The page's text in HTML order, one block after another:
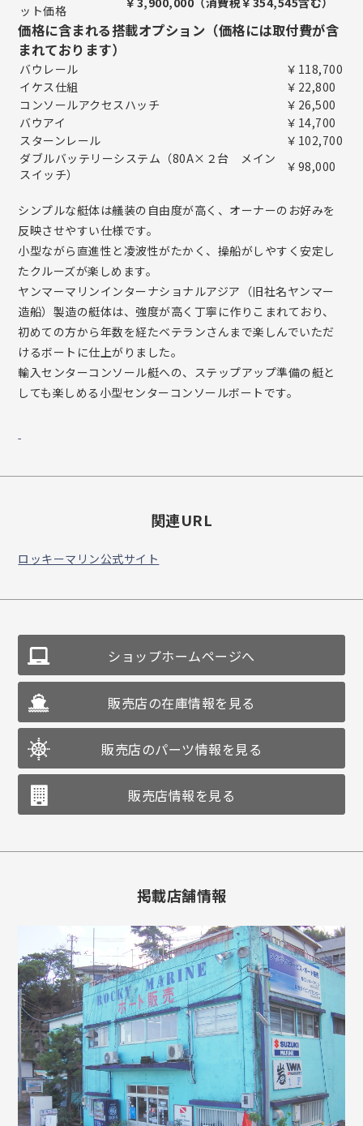
ット価格
価格に含まれる搭載オプション（価格には取付費が含
まれております）
バウレール
￥118,700
イケス仕組
￥22,800
コンソールアクセスハッチ
￥26,500
バウアイ
￥14,700
スターンレール
￥102,700
ダブルバッテリーシステム（80A×２台 メイン
スイッチ）
￥98,000
シンプルな艇体は艤装の自由度が高く、オーナーのお好みを
反映させやすい仕様です。
小型ながら直進性と凌波性がたかく、操船がしやすく安定し
たクルーズが楽しめます。
ヤンマーマリンインターナショナルアジア（旧社名ヤンマー
造船）製造の艇体は、強度が高く丁寧に作りこまれており、
初めての方から年数を経たベテランさんまで楽しんでいただ
けるボートに仕上がりました。
輸入センターコンソール艇への、ステップアップ準備の艇と
しても楽しめる小型センターコンソールボートです。
関連URL
ロッキーマリン公式サイト
ショップホームページへ
販売店の在庫情報を見る
販売店のパーツ情報を見る
販売店情報を見る
掲載店舗情報